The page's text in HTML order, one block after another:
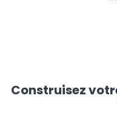
Construisez